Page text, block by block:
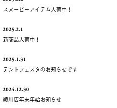
スヌーピーアイテム入荷中！
2025.2.1
新商品入荷中！
2025.1.31
テントフェスタのお知らせです
2024.12.30
綾川店年末年始お知らせ